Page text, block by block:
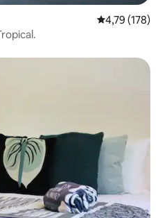
4,79 de uma
4,79 (178)